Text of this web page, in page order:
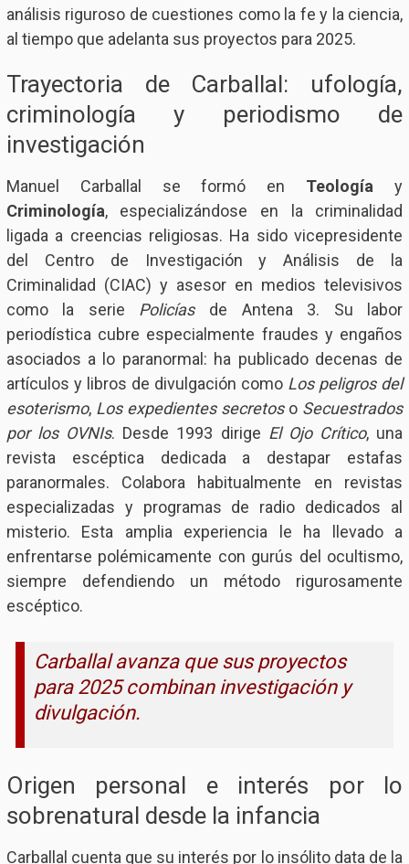
análisis riguroso de cuestiones como la fe y la ciencia,
al tiempo que adelanta sus proyectos para 2025.
Trayectoria de Carballal: ufología,
criminología y periodismo de
investigación
Manuel Carballal se formó en Teología y
Criminología, especializándose en la criminalidad
ligada a creencias religiosas. Ha sido vicepresidente
del Centro de Investigación y Análisis de la
Criminalidad (CIAC) y asesor en medios televisivos
como la serie Policíasde Antena 3. Su labor
periodística cubre especialmente fraudes y engaños
asociados a lo paranormal: ha publicado decenas de
artículos y libros de divulgación como Los peligros del
esoterismo, Los expedientes secretoso Secuestrados
por los OVNIs. Desde 1993 dirige El Ojo Crítico, una
revista escéptica dedicada a destapar estafas
paranormales. Colabora habitualmente en revistas
especializadas y programas de radio dedicados al
misterio. Esta amplia experiencia le ha llevado a
enfrentarse polémicamente con gurús del ocultismo,
siempre defendiendo un método rigurosamente
escéptico.
Carballal avanza que sus proyectos
para 2025 combinan investigación y
divulgación.
Origen personal e interés por lo
sobrenatural desde la infancia
Carballal cuenta que su interés por lo insólito data de la